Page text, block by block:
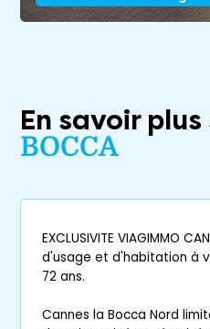
En savoir
BOCCA
EXCLUSIVITE VIAGIMMO
d'usage et d'habitation à
72 ans.
Cannes la Bocca Nord